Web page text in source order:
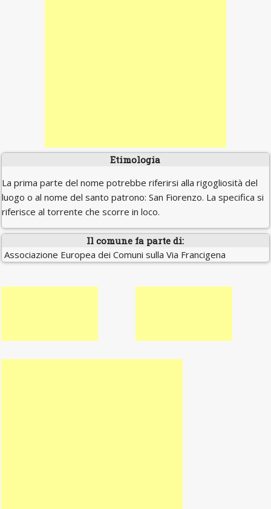
Etimologia
La prima parte del nome potrebbe riferirsi alla rigogliosità del
luogo o al nome del santo patrono: San Fiorenzo. La specifica si
riferisce al torrente che scorre in loco.
Il comune fa parte di:
Associazione Europea dei Comuni sulla Via Francigena